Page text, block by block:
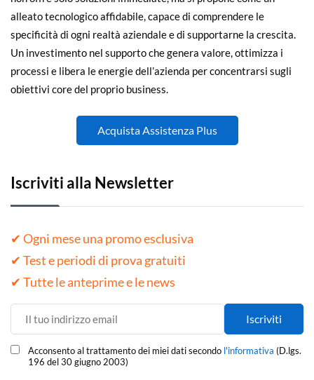
alleato tecnologico affidabile, capace di comprendere le
specificità di ogni realtà aziendale e di supportarne la crescita.
Un investimento nel supporto che genera valore, ottimizza i
processi e libera le energie dell’azienda per concentrarsi sugli
obiettivi core del proprio business.
Acquista Assistenza Plus
Iscriviti alla Newsletter
✔ Ogni mese una promo esclusiva
✔ Test e periodi di prova gratuiti
✔ Tutte le anteprime e le news
Acconsento al trattamento dei miei dati secondo l'informativa (D.lgs.
196 del 30 giugno 2003)